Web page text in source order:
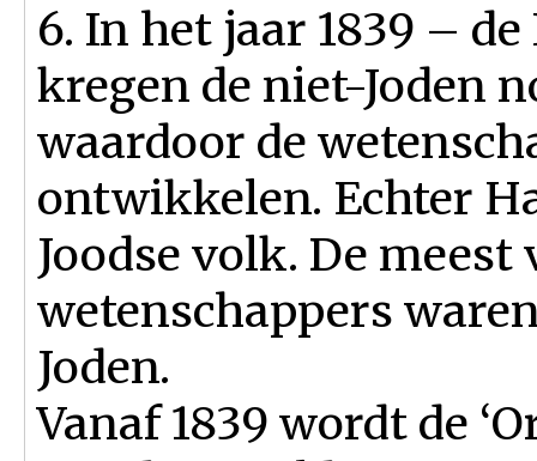
6. In het jaar 1839 –
kregen de niet-Joden
waardoor de
ontwikkelen. Echter
Joodse volk. De
wetenschappers
Joden.
Vanaf 1839 wordt de